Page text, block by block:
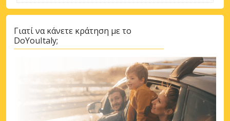
Γιατί να κάνετε κράτηση με το
DoYouItaly;